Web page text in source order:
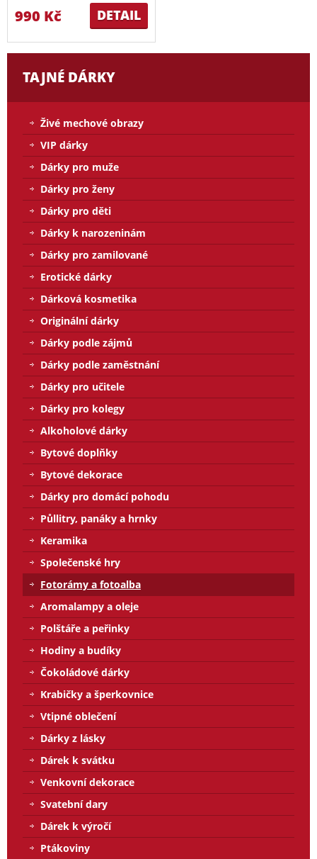
DETAIL
990 Kč
TAJNÉ DÁRKY
Živé mechové obrazy
VIP dárky
Dárky pro muže
Dárky pro ženy
Dárky pro děti
Dárky k narozeninám
Dárky pro zamilované
Erotické dárky
Dárková kosmetika
Originální dárky
Dárky podle zájmů
Dárky podle zaměstnání
Dárky pro učitele
Dárky pro kolegy
Alkoholové dárky
Bytové doplňky
Bytové dekorace
Dárky pro domácí pohodu
Půllitry, panáky a hrnky
Keramika
Společenské hry
Fotorámy a fotoalba
Aromalampy a oleje
Polštáře a peřinky
Hodiny a budíky
Čokoládové dárky
Krabičky a šperkovnice
Vtipné oblečení
Dárky z lásky
Dárek k svátku
Venkovní dekorace
Svatební dary
Dárek k výročí
Ptákoviny